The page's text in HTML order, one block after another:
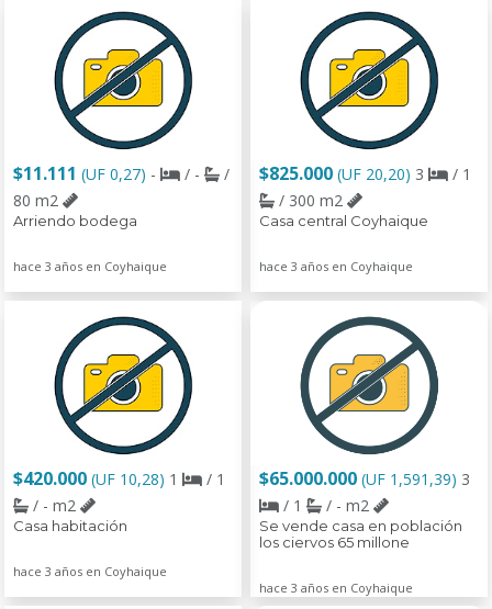
$11.111 (UF 0,27) - / -
/
80 m2
Arriendo bodega
hace 3 años en Coyhaique
$825.000 (UF 20,20) 3
/ 1
/ 300 m2
Casa central Coyhaique
hace 3 años en Coyhaique
$420.000 (UF 10,28) 1
/ 1
/ - m2
Casa habitación
hace 3 años en Coyhaique
$65.000.000 (UF 1,591,39) 3
/ 1
/ - m2
Se vende casa en población
los ciervos 65 millone
hace 3 años en Coyhaique